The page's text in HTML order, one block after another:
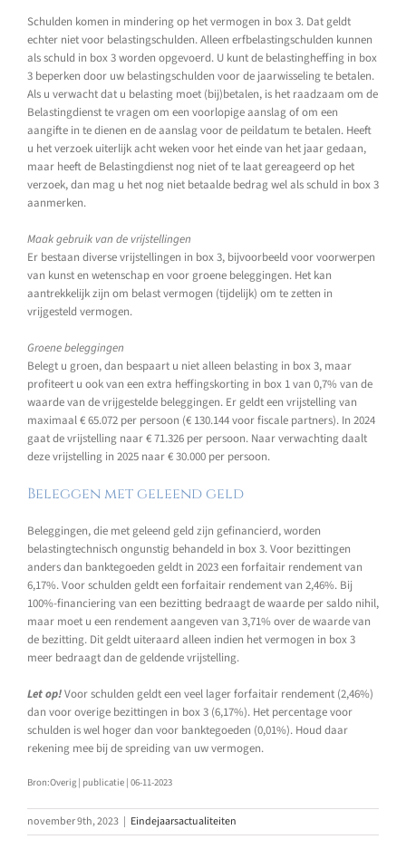
Schulden komen in mindering op het vermogen in box 3. Dat geldt
echter niet voor belastingschulden. Alleen erfbelastingschulden kunnen
als schuld in box 3 worden opgevoerd. U kunt de belastingheffing in box
3 beperken door uw belastingschulden voor de jaarwisseling te betalen.
Als u verwacht dat u belasting moet (bij)betalen, is het raadzaam om de
Belastingdienst te vragen om een voorlopige aanslag of om een
aangifte in te dienen en de aanslag voor de peildatum te betalen. Heeft
u het verzoek uiterlijk acht weken voor het einde van het jaar gedaan,
maar heeft de Belastingdienst nog niet of te laat gereageerd op het
verzoek, dan mag u het nog niet betaalde bedrag wel als schuld in box 3
aanmerken.
Maak gebruik van de vrijstellingen
Er bestaan diverse vrijstellingen in box 3, bijvoorbeeld voor voorwerpen
van kunst en wetenschap en voor groene beleggingen. Het kan
aantrekkelijk zijn om belast vermogen (tijdelijk) om te zetten in
vrijgesteld vermogen.
Groene beleggingen
Belegt u groen, dan bespaart u niet alleen belasting in box 3, maar
profiteert u ook van een extra heffingskorting in box 1 van 0,7% van de
waarde van de vrijgestelde beleggingen. Er geldt een vrijstelling van
maximaal € 65.072 per persoon (€ 130.144 voor fiscale partners). In 2024
gaat de vrijstelling naar € 71.326 per persoon. Naar verwachting daalt
deze vrijstelling in 2025 naar € 30.000 per persoon.
Beleggen met geleend geld
Beleggingen, die met geleend geld zijn gefinancierd, worden
belastingtechnisch ongunstig behandeld in box 3. Voor bezittingen
anders dan banktegoeden geldt in 2023 een forfaitair rendement van
6,17%. Voor schulden geldt een forfaitair rendement van 2,46%. Bij
100%-financiering van een bezitting bedraagt de waarde per saldo nihil,
maar moet u een rendement aangeven van 3,71% over de waarde van
de bezitting. Dit geldt uiteraard alleen indien het vermogen in box 3
meer bedraagt dan de geldende vrijstelling.
Let op!Voor schulden geldt een veel lager forfaitair rendement (2,46%)
dan voor overige bezittingen in box 3 (6,17%). Het percentage voor
schulden is wel hoger dan voor banktegoeden (0,01%). Houd daar
rekening mee bij de spreiding van uw vermogen.
Bron:Overig | publicatie | 06-11-2023
november 9th, 2023 | Eindejaarsactualiteiten